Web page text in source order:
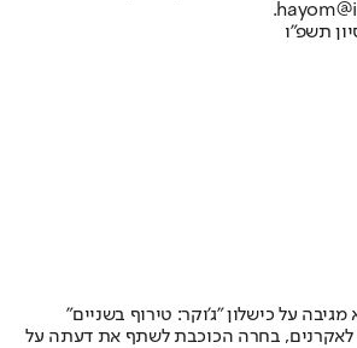
תשפ"ו
מגיבה על כישלון "ג'וקר: טירוף בשניים"
בחרה הכוכבת לשתף את דעתה על